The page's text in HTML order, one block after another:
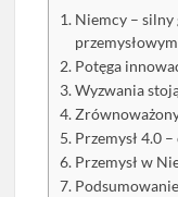
Niemcy – silny
przemysłowym
Potęga
Wyzwania
Przemysł 4.0
Przemysł w
Podsumowanie